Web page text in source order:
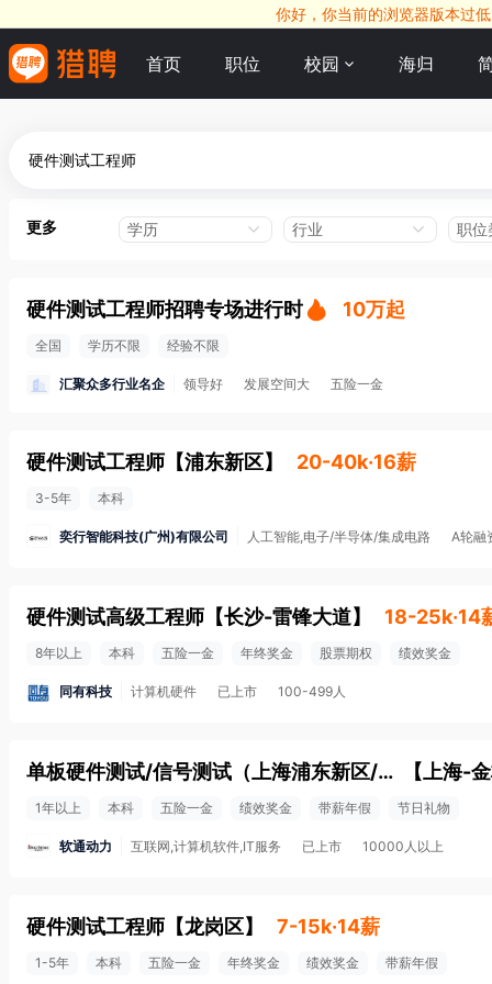
你好，你当前的浏览器版本过
首页 职位 校园 海归
更多 学历 行业 职位
硬件测试工程师招聘专场进行时 10万起
全国 学历不限 经验不限
汇聚众多行业名企 领导好 发展空间大 五险一金
硬件测试工程师 【浦东新区】 20-40k·16薪
3-5年 本科
奕行智能科技(广州)有限公司 人工智能,电子/半导体/集成电路 A轮融
硬件测试高级工程师 【长沙-雷锋大道】 18-25k·14
8年以上 本科 五险一金 年终奖金 股票期权 绩效奖金
同有科技 计算机硬件 已上市 100-499人
单板硬件测试/信号测试（上海浦东新区/线上面试） 【 上海-
1年以上 本科 五险一金 绩效奖金 带薪年假 节日礼物
软通动力 互联网,计算机软件,IT服务 已上市 10000人以上
硬件测试工程师 【龙岗区】 7-15k·14薪
1-5年 本科 五险一金 年终奖金 绩效奖金 带薪年假